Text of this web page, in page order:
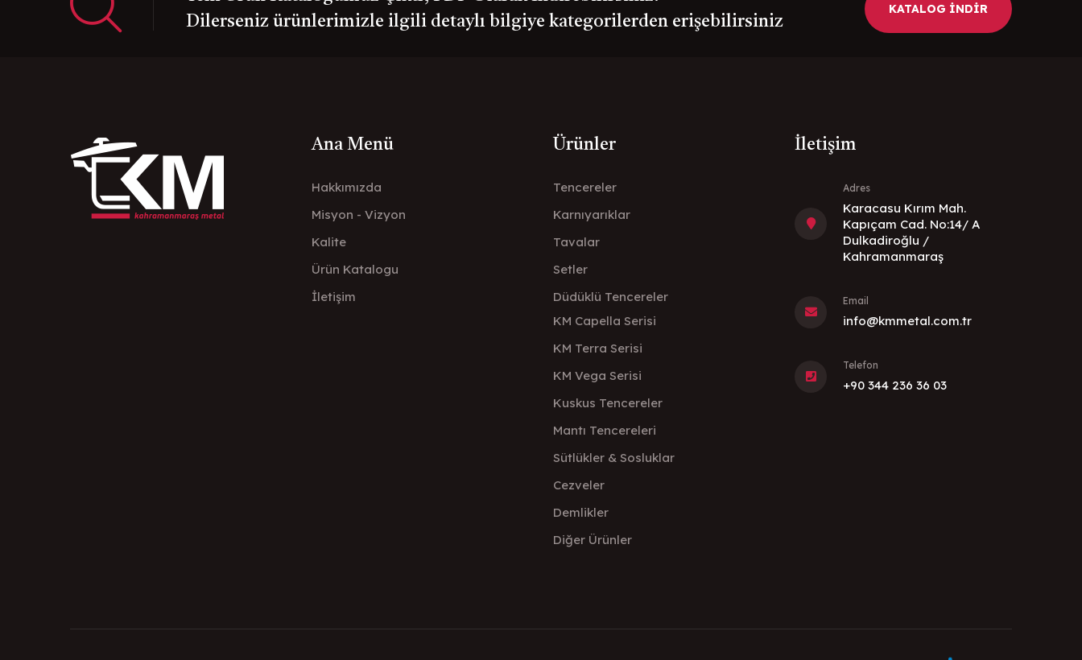
Dilerseniz ürünlerimizle ilgili detaylı bilgiye kategorilerden erişebilirsiniz
KATALOG İNDİR
Ana Menü
Hakkımızda
Misyon - Vizyon
Kalite
Ürün Katalogu
İletişim
Ürünler
Tencereler
Karnıyarıklar
Tavalar
Setler
Düdüklü Tencereler
KM Capella Serisi
KM Terra Serisi
KM Vega Serisi
Kuskus Tencereler
Mantı Tencereleri
Sütlükler & Sosluklar
Cezveler
Demlikler
Diğer Ürünler
İletişim
Adres
Karacasu Kırım Mah.
Kapıçam Cad. No:14/ A
Dulkadiroğlu /
Kahramanmaraş
Email
info@kmmetal.com.tr
Telefon
+90 344 236 36 03